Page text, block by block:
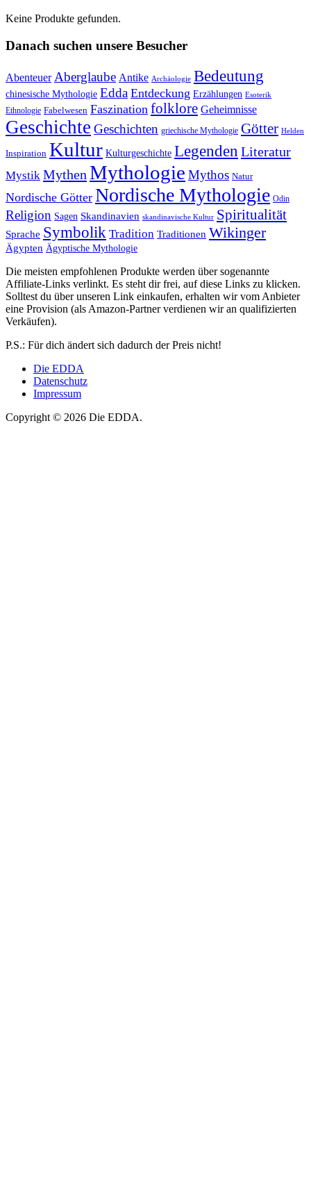
Keine Produkte gefunden.
Danach suchen unsere Besucher
Abenteuer Aberglaube Antike Archäologie Bedeutung
chinesische Mythologie Edda Entdeckung Erzählungen Esoterik
Ethnologie Fabelwesen Faszination folklore Geheimnisse
Geschichte Geschichten griechische Mythologie Götter Helden
Inspiration Kultur Kulturgeschichte Legenden Literatur
Mystik Mythen Mythologie Mythos Natur
Nordische Götter Nordische Mythologie Odin
Religion Sagen Skandinavien skandinavische Kultur Spiritualität
Sprache Symbolik Tradition Traditionen Wikinger
Ägypten Ägyptische Mythologie
Die meisten empfohlenen Produkte werden über sogenannte
Affiliate-Links verlinkt. Es steht dir frei, auf diese Links zu klicken.
Solltest du über unseren Link einkaufen, erhalten wir vom Anbieter
eine Provision (als Amazon-Partner verdienen wir an qualifizierten
Verkäufen).
P.S.: Für dich ändert sich dadurch der Preis nicht!
Die EDDA
Datenschutz
Impressum
Copyright © 2026 Die EDDA.